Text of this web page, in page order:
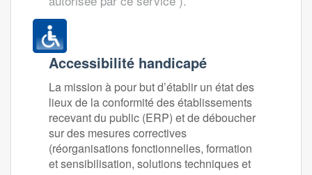
Accessibilité handicapé
La mission à pour but d’établir un état des
lieux de la conformité des établissements
recevant du public (ERP) et de déboucher
sur des mesures correctives
(réorganisations fonctionnelles, formation
et sensibilisation, solutions techniques et